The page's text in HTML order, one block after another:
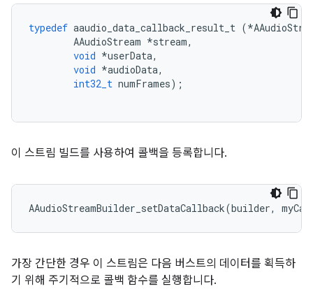
typedef aaudio_data_callback_result_t (*
AAudioStream *stream,
void *userData,
void *audioData,
int32_t numFrames);
이 스트림 빌드를 사용하여 콜백을 등록합니다.
AAudioStreamBuilder_setDataCallback(builder,
가장 간단한 경우 이 스트림은 다음 버스트의 데이터를 획득하
기 위해 주기적으로 콜백 함수를 실행합니다.